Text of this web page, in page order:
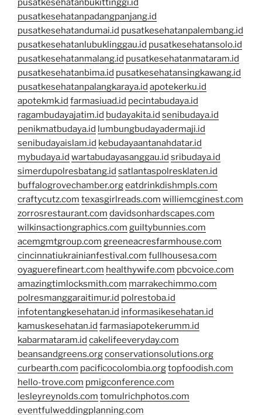
pusatkesehatanbukittinggi.id
pusatkesehatanpadangpanjang.id
pusatkesehatandumai.id pusatkesehatanpalembang.id
pusatkesehatanlubuklinggau.id pusatkesehatansolo.id
pusatkesehatanmalang.id pusatkesehatanmataram.id
pusatkesehatanbima.id pusatkesehatansingkawang.id
pusatkesehatanpalangkaraya.id apotekerku.id
apotekmk.id farmasiuad.id pecintabudaya.id
ragambudayajatim.id budayakita.id senibudaya.id
penikmatbudaya.id lumbungbudayadermaji.id
senibudayaislam.id kebudayaantanahdatar.id
mybudaya.id wartabudayasanggau.id sribudaya.id
simerdupolresbatang.id satlantaspolresklaten.id
buffalogrovechamber.orgeatdrinkdishmpls.com
craftycutz.com texasgirlreads.com williemcginest.com
zorrosrestaurant.com davidsonhardscapes.com
wilkinsactiongraphics.com guiltybunnies.com
acemgmtgroup.com greeneacresfarmhouse.com
cincinnatiukrainianfestival.com fullhousesa.com
oyaguerefineart.com healthywife.com pbcvoice.com
amazingtimlocksmith.com marrakechimmo.com
polresmanggaraitimur.id polrestoba.id
infotentangkesehatan.id informasikesehatan.id
kamuskesehatan.id farmasiapotekerumm.id
kabarmataram.id cakelifeeveryday.com
beansandgreens.orgconservationsolutions.org
curbearth.com pacificocolombia.orgtopfoodish.com
hello-trove.com pmigconference.com
lesleyreynolds.com tomulrichphotos.com
eventfulweddingplanning.com